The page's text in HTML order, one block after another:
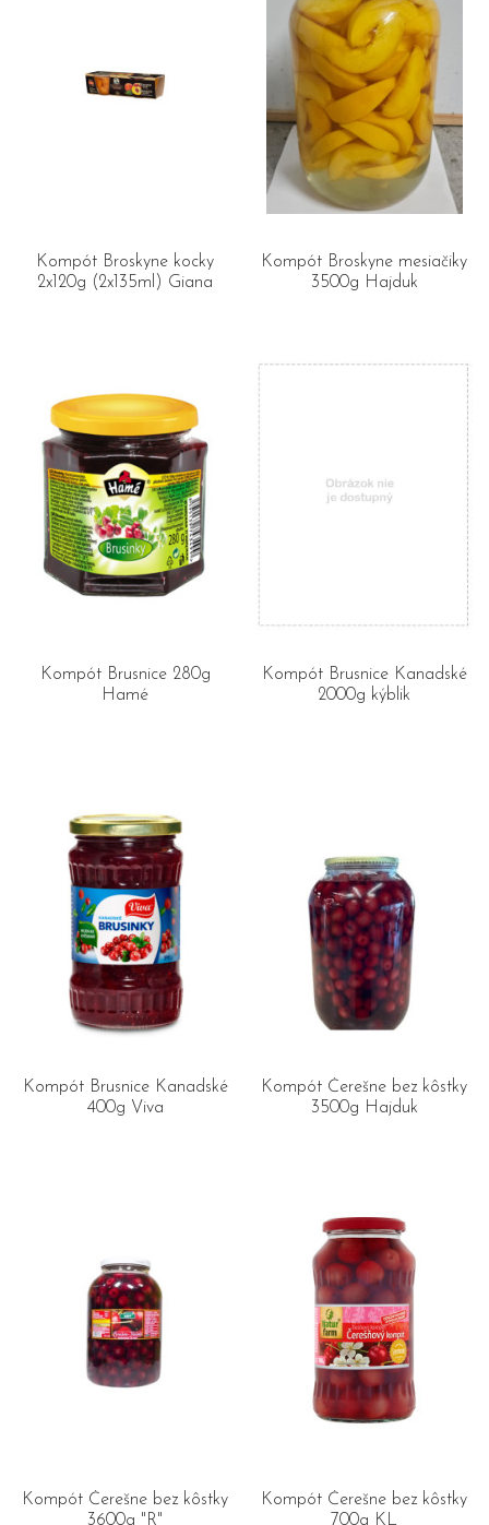
Kompót Broskyne kocky
2x120g (2x135ml) Giana
Kompót Broskyne mesiačiky
3500g Hajduk
Kompót Brusnice 280g
Hamé
Kompót Brusnice Kanadské
2000g kýblik
Kompót Brusnice Kanadské
400g Viva
Kompót Čerešne bez kôstky
3500g Hajduk
Kompót Čerešne bez kôstky
3600g "R"
Kompót Čerešne bez kôstky
700g KL